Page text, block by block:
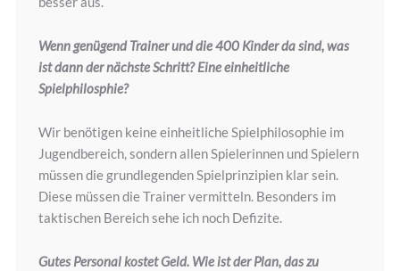
Wenn genügend Trainer und die 400 Kinder da sind, was
ist dann der nächste Schritt? Eine einheitliche
Spielphilosphie?
Wir benötigen keine einheitliche Spielphilosophie im
Jugendbereich, sondern allen Spielerinnen und Spielern
müssen die grundlegenden Spielprinzipien klar sein.
Diese müssen die Trainer vermitteln. Besonders im
taktischen Bereich sehe ich noch Defizite.
Gutes Personal kostet Geld. Wie ist der Plan, das zu